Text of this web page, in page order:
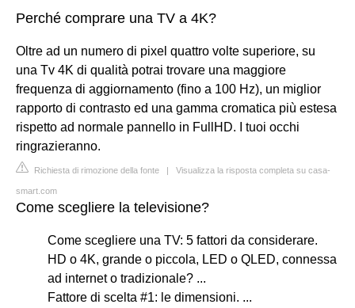
Perché comprare una TV a 4K?
Oltre ad un numero di pixel quattro volte superiore, su
una Tv 4K di qualità potrai trovare una maggiore
frequenza di aggiornamento (fino a 100 Hz), un miglior
rapporto di contrasto ed una gamma cromatica più estesa
rispetto ad normale pannello in FullHD. I tuoi occhi
ringrazieranno.
Richiesta di rimozione della fonte | Visualizza la risposta completa su casa-
smart.com
Come scegliere la televisione?
Come scegliere una TV: 5 fattori da considerare.
HD o 4K, grande o piccola, LED o QLED, connessa
ad internet o tradizionale? ...
Fattore di scelta #1: le dimensioni. ...